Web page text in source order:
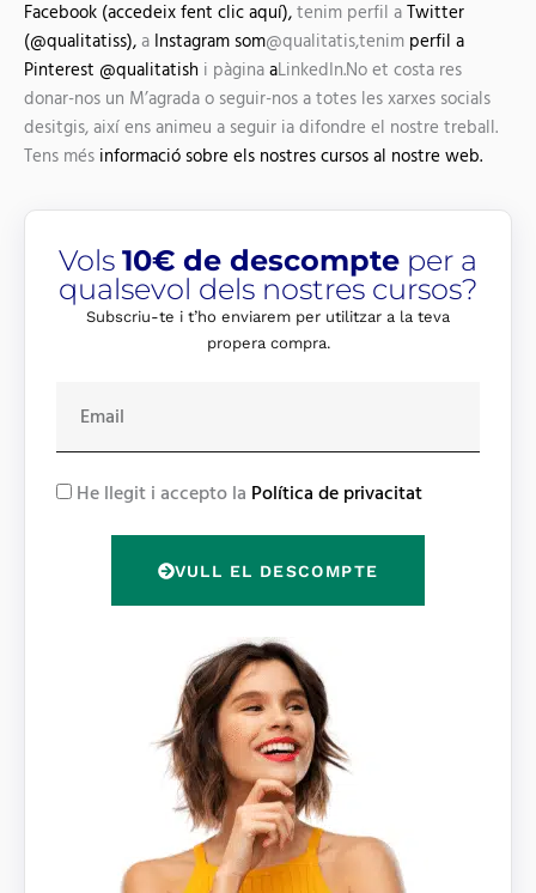
Facebook (accedeix fent clic aquí), tenim perfil a Twitter
(@qualitatiss), a Instagram som@qualitatis,tenim perfil a
Pinterest @qualitatish i pàgina aLinkedIn.No et costa res
donar-nos un M’agrada o seguir-nos a totes les xarxes socials
desitgis, així ens animeu a seguir ia difondre el nostre treball.
Tens més informació sobre els nostres cursos al nostre web.
Vols 10€ de descompte per a
qualsevol dels nostres cursos?
Subscriu-te i t’ho enviarem per utilitzar a la teva
propera compra.
a
iR He llegit i accepto la Política de privacitat
VULL EL DESCOMPTE